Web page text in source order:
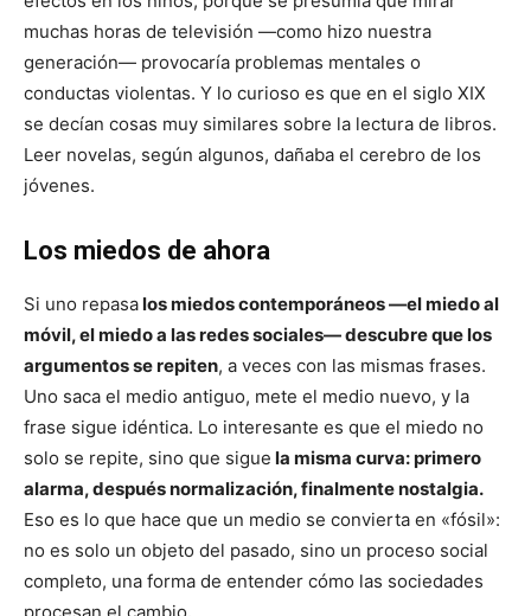
muchas horas de televisión —como hizo nuestra
generación— provocaría problemas mentales o
conductas violentas. Y lo curioso es que en el siglo XIX
se decían cosas muy similares sobre la lectura de libros.
Leer novelas, según algunos, dañaba el cerebro de los
jóvenes.
Los miedos de ahora
Si uno repasalos miedos contemporáneos —el miedo al
móvil, el miedo a las redes sociales— descubre que los
argumentos se repiten, a veces con las mismas frases.
Uno saca el medio antiguo, mete el medio nuevo, y la
frase sigue idéntica. Lo interesante es que el miedo no
solo se repite, sino que sigue la misma curva: primero
alarma, después normalización, finalmente nostalgia.
Eso es lo que hace que un medio se convierta en «fósil»:
no es solo un objeto del pasado, sino un proceso social
completo, una forma de entender cómo las sociedades
procesan el cambio.